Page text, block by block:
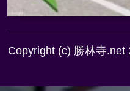
Copyright (c) 勝林寺.net